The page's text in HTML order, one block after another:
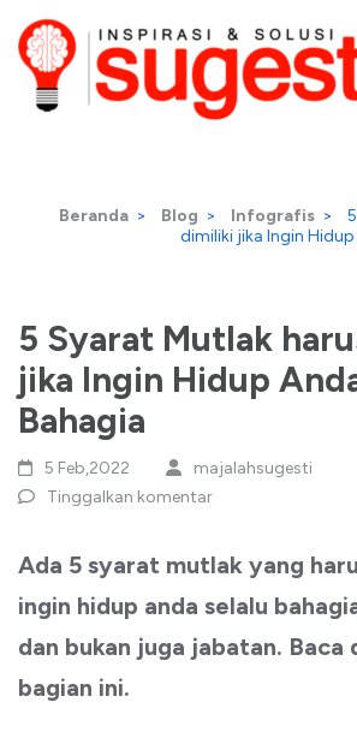
Lompat
ke
konten
Beranda > Blog > Infografis >
dimiliki jika Ingin
5 Syarat Mutlak
jika Ingin Hidup
Bahagia
5 Feb,2022
majalahsugesti
Tinggalkan komentar
Ada 5 syarat mutlak yang
ingin hidup anda selalu
dan bukan juga jabatan. Baca
bagian ini.